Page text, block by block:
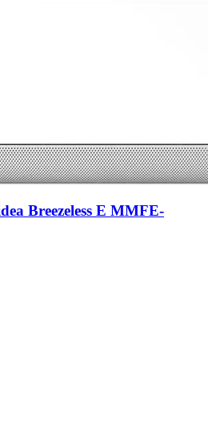
Breezeless E MMFE-